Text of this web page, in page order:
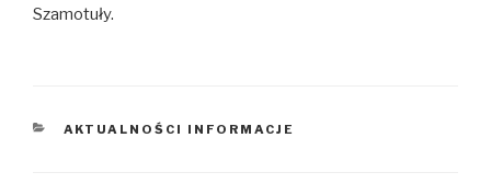
Szamotuły.
KATEGORIE
AKTUALNOŚCI INFORMACJE